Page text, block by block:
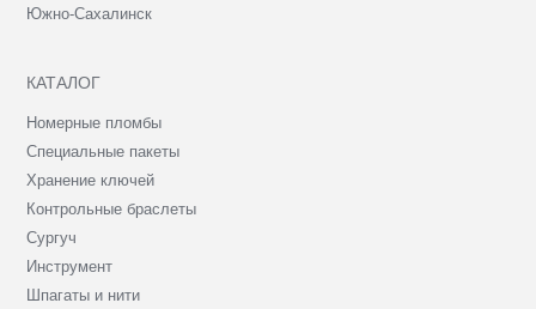
Южно-Сахалинск
КАТАЛОГ
Номерные пломбы
Специальные пакеты
Хранение ключей
Контрольные браслеты
Сургуч
Инструмент
Шпагаты и нити